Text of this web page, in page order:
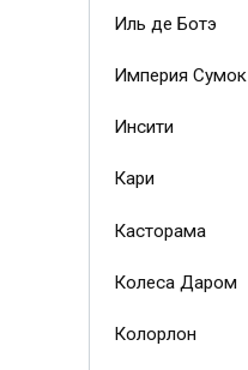
Иль де Ботэ
Империя Сумок
Инсити
Кари
Касторама
Колеса Даром
Колорлон